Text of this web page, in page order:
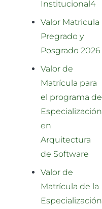
Institucional4
Valor Matricula
Pregrado y
Posgrado 2026
Valor de
Matrícula para
el programa de
Especialización
en
Arquitectura
de Software
Valor de
Matrícula de la
Especialización